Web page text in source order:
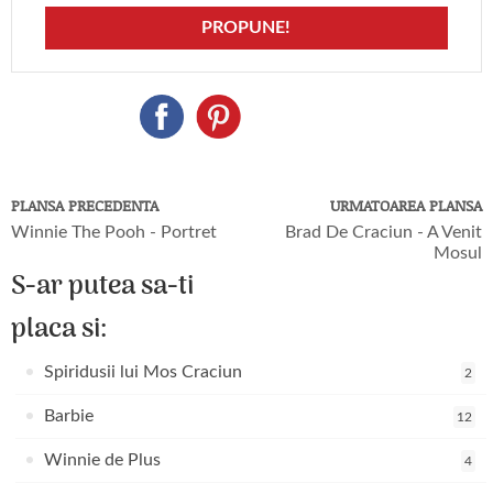
PROPUNE!
PLANSA PRECEDENTA
Winnie The Pooh - Portret
URMATOAREA PLANSA
Brad De Craciun - A Venit
Mosul
S-ar putea sa-ti
placa si:
Spiridusii lui Mos Craciun 2
Barbie 12
Winnie de Plus 4